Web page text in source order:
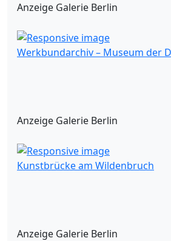
Anzeige Galerie Berlin
Werkbundarchiv – Museum der
Anzeige Galerie Berlin
Kunstbrücke am Wildenbruch
Anzeige Galerie Berlin